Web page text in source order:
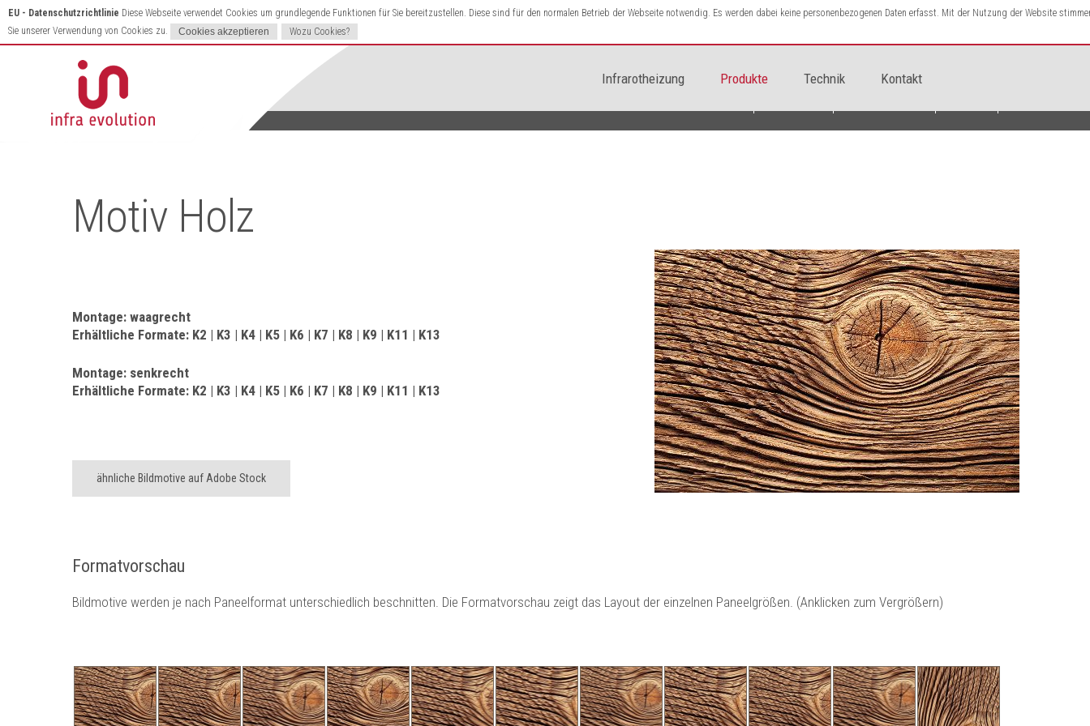
EU - Datenschutzrichtlinie Diese Webseite verwendet Cookies um grundlegende Funktionen für Sie bereitzustellen. Diese sind für den normalen Betrieb der Webseite notwendig. Es werden dabei keine personenbezogenen Daten erfasst. Mit der Nutzung der Website
Sie unserer Verwendung von Cookies zu.
Wozu Cookies?
Infrarotheizung Produkte Technik Kontakt
Motiv Holz
Montage: waagrecht
Erhältliche Formate: K2 | K3 | K4 | K5 | K6 | K7 | K8 | K9 | K11 | K13
Montage: senkrecht
Erhältliche Formate: K2 | K3 | K4 | K5 | K6 | K7 | K8 | K9 | K11 | K13
ähnliche Bildmotive auf Adobe Stock
Formatvorschau
Bildmotive werden je nach Paneelformat unterschiedlich beschnitten. Die Formatvorschau zeigt das Layout der einzelnen Paneelgrößen. (Anklicken zum Vergrößern)